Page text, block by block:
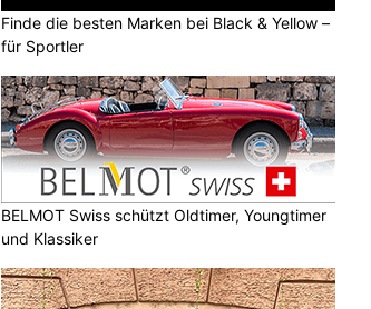
Finde die besten Marken bei Black & Yellow –
für Sportler
BELMOT Swiss schützt Oldtimer, Youngtimer
und Klassiker